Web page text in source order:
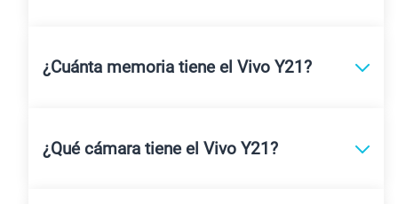
¿Cuánta memoria tiene el Vivo Y21?
¿Qué cámara tiene el Vivo Y21?